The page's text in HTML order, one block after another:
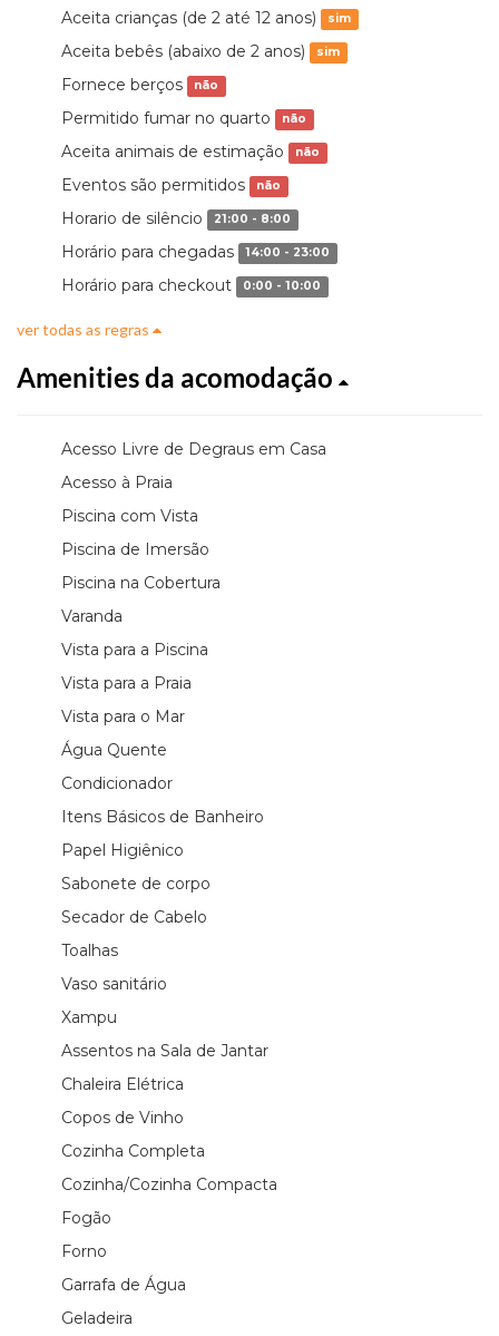
Aceita crianças (de 2 até 12 anos) sim
Aceita bebês (abaixo de 2 anos) sim
Fornece berços não
Permitido fumar no quarto não
Aceita animais de estimação não
Eventos são permitidos não
Horario de silêncio 21:00 - 8:00
Horário para chegadas 14:00 - 23:00
Horário para checkout 0:00 - 10:00
ver todas as regras
Amenities da acomodação
Acesso Livre de Degraus em Casa
Acesso à Praia
Piscina com Vista
Piscina de Imersão
Piscina na Cobertura
Varanda
Vista para a Piscina
Vista para a Praia
Vista para o Mar
Água Quente
Condicionador
Itens Básicos de Banheiro
Papel Higiênico
Sabonete de corpo
Secador de Cabelo
Toalhas
Vaso sanitário
Xampu
Assentos na Sala de Jantar
Chaleira Elétrica
Copos de Vinho
Cozinha Completa
Cozinha/Cozinha Compacta
Fogão
Forno
Garrafa de Água
Geladeira